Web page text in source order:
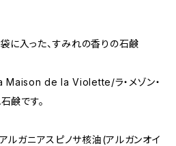
入った、すみれの香りの石鹸
Maison de la Violette/ラ・メゾン・
鹸です。
ルガニアスピノサ核油(アルガンオイ